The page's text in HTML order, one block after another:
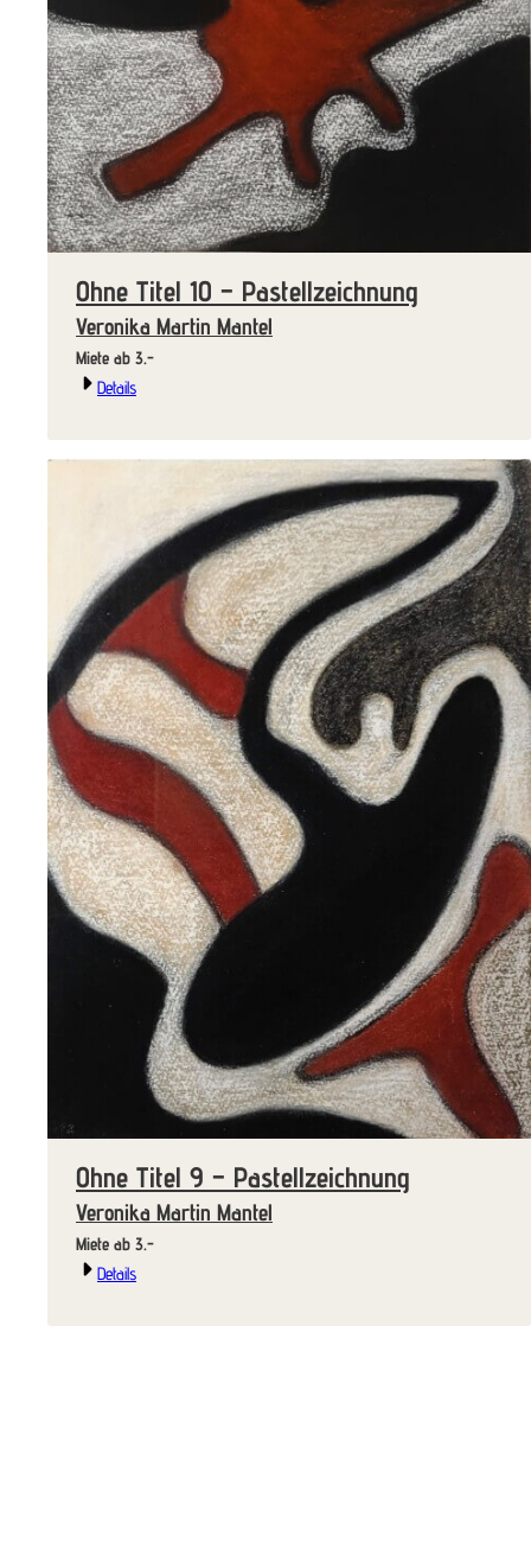
Ohne Titel 10 – Pastellzeichnung
Veronika Martin Mantel
Miete ab 3.-
Details
Ohne Titel 9 – Pastellzeichnung
Veronika Martin Mantel
Miete ab 3.-
Details